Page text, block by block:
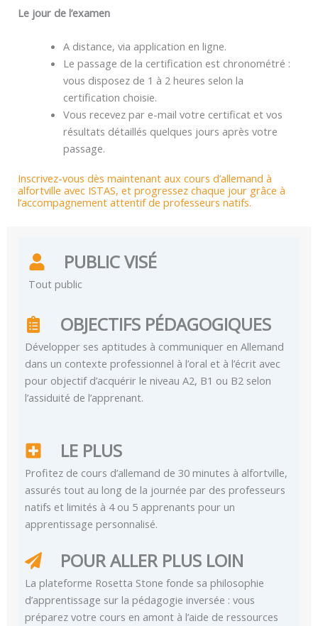
Le jour de l’examen
A distance, via application en ligne.
Le passage de la certification est chronométré :
vous disposez de 1 à 2 heures selon la
certification choisie.
Vous recevez par e-mail votre certificat et vos
résultats détaillés quelques jours après votre
passage.
Inscrivez-vous dès maintenant aux cours d’allemand à
alfortville avec ISTAS, et progressez chaque jour grâce à
l’accompagnement attentif de professeurs natifs.
PUBLIC VISÉ
Tout public
OBJECTIFS PÉDAGOGIQUES
Développer ses aptitudes à communiquer en Allemand
dans un contexte professionnel à l’oral et à l’écrit avec
pour objectif d’acquérir le niveau A2, B1 ou B2 selon
l’assiduité de l’apprenant.
LE PLUS
Profitez de cours d’allemand de 30 minutes à alfortville,
assurés tout au long de la journée par des professeurs
natifs et limités à 4 ou 5 apprenants pour un
apprentissage personnalisé.
POUR ALLER PLUS LOIN
La plateforme Rosetta Stone fonde sa philosophie
d’apprentissage sur la pédagogie inversée : vous
préparez votre cours en amont à l’aide de ressources